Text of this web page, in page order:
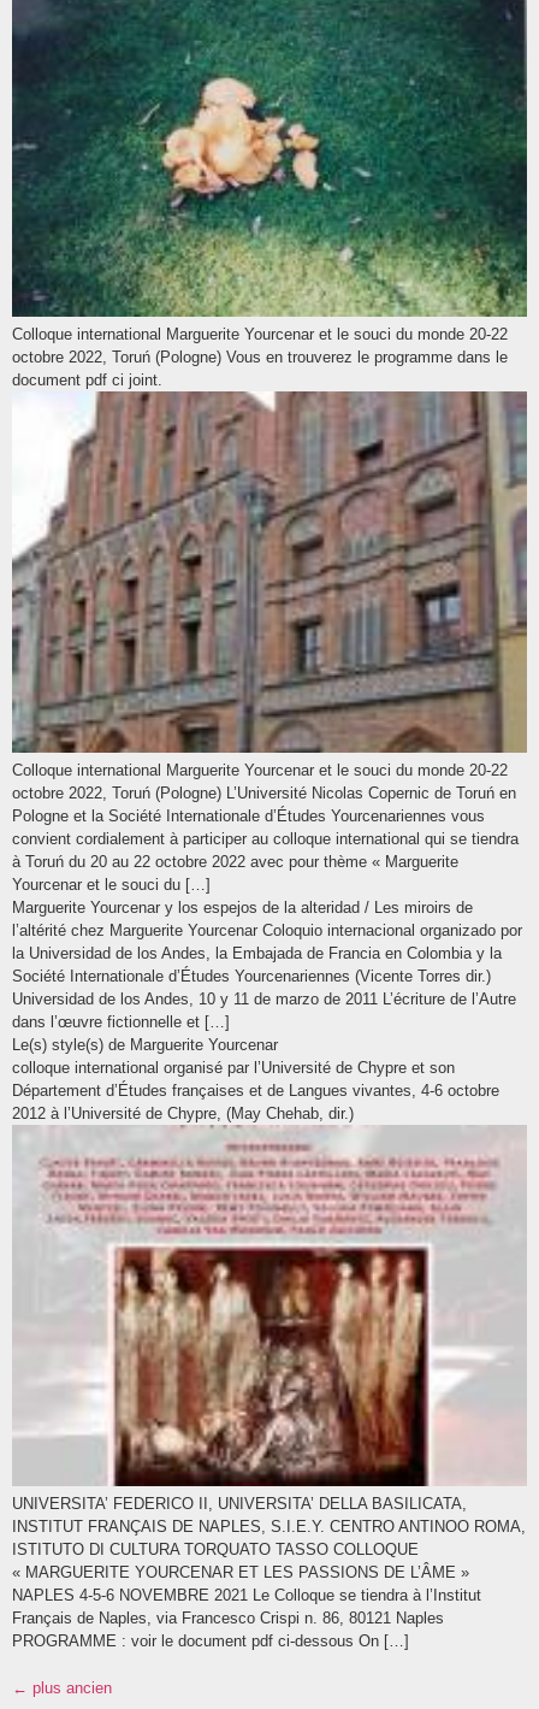
Colloque international Marguerite Yourcenar et le souci du monde 20-22
octobre 2022, Toruń (Pologne) Vous en trouverez le programme dans le
document pdf ci joint.
Colloque international Marguerite Yourcenar et le souci du monde 20-22
octobre 2022, Toruń (Pologne) L’Université Nicolas Copernic de Toruń en
Pologne et la Société Internationale d’Études Yourcenariennes vous
convient cordialement à participer au colloque international qui se tiendra
à Toruń du 20 au 22 octobre 2022 avec pour thème « Marguerite
Yourcenar et le souci du […]
Marguerite Yourcenar y los espejos de la alteridad / Les miroirs de
l’altérité chez Marguerite Yourcenar Coloquio internacional organizado por
la Universidad de los Andes, la Embajada de Francia en Colombia y la
Société Internationale d’Études Yourcenariennes (Vicente Torres dir.)
Universidad de los Andes, 10 y 11 de marzo de 2011 L’écriture de l’Autre
dans l’œuvre fictionnelle et […]
Le(s) style(s) de Marguerite Yourcenar
colloque international organisé par l’Université de Chypre et son
Département d’Études françaises et de Langues vivantes, 4-6 octobre
2012 à l’Université de Chypre, (May Chehab, dir.)
UNIVERSITA’ FEDERICO II, UNIVERSITA’ DELLA BASILICATA,
INSTITUT FRANÇAIS DE NAPLES, S.I.E.Y. CENTRO ANTINOO ROMA,
ISTITUTO DI CULTURA TORQUATO TASSO COLLOQUE
« MARGUERITE YOURCENAR ET LES PASSIONS DE L’ÂME »
NAPLES 4-5-6 NOVEMBRE 2021 Le Colloque se tiendra à l’Institut
Français de Naples, via Francesco Crispi n. 86, 80121 Naples
PROGRAMME : voir le document pdf ci-dessous On […]
← plus ancien